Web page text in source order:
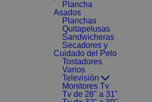
Plancha
Asados
Planchas
Quitapelusas
Sandwicheras
Secadores y
Cuidado del Pelo
Tostadores
Varios
Televisión
Monitores Tv
Tv de 28" a 31"